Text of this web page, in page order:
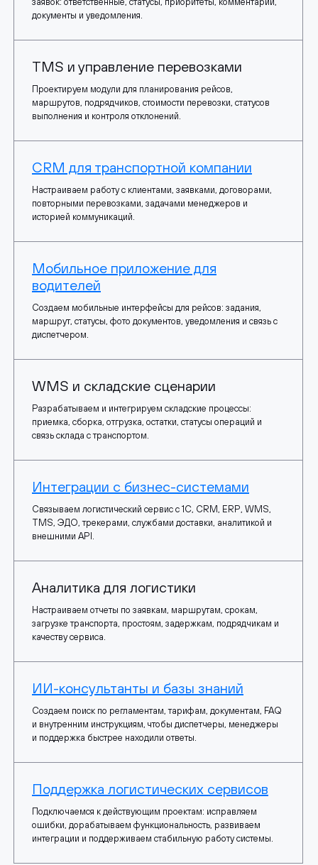
документы и уведомления.
TMS и управление перевозками
Проектируем модули для планирования рейсов,
маршрутов, подрядчиков, стоимости перевозки, статусов
выполнения и контроля отклонений.
CRM для транспортной компании
Настраиваем работу с клиентами, заявками, договорами,
повторными перевозками, задачами менеджеров и
историей коммуникаций.
Мобильное приложение для
водителей
Создаем мобильные интерфейсы для рейсов: задания,
маршрут, статусы, фото документов, уведомления и связь с
диспетчером.
WMS и складские сценарии
Разрабатываем и интегрируем складские процессы:
приемка, сборка, отгрузка, остатки, статусы операций и
связь склада с транспортом.
Интеграции с бизнес-системами
Связываем логистический сервис с 1С, CRM, ERP, WMS,
TMS, ЭДО, трекерами, службами доставки, аналитикой и
внешними API.
Аналитика для логистики
Настраиваем отчеты по заявкам, маршрутам, срокам,
загрузке транспорта, простоям, задержкам, подрядчикам и
качеству сервиса.
ИИ-консультанты и базы знаний
Создаем поиск по регламентам, тарифам, документам, FAQ
и внутренним инструкциям, чтобы диспетчеры, менеджеры
и поддержка быстрее находили ответы.
Поддержка логистических сервисов
Подключаемся к действующим проектам: исправляем
ошибки, дорабатываем функциональность, развиваем
интеграции и поддерживаем стабильную работу системы.